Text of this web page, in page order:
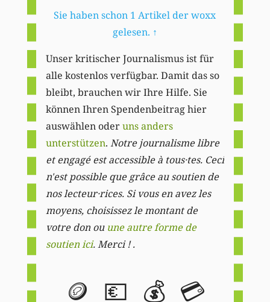
Sie haben schon 1 Artikel der woxx
gelesen. ↑
Unser kritischer Journalismus ist für
alle kostenlos verfügbar. Damit das so
bleibt, brauchen wir Ihre Hilfe. Sie
können Ihren Spendenbeitrag hier
auswählen oderuns anders
unterstützen. Notre journalisme libre
et engagé est accessible à tous·tes. Ceci
n'est possible que grâce au soutien de
nos lecteur·rices. Si vous en avez les
moyens, choisissez le montant de
votre don ou une autre forme de
soutien ici. Merci ! .
🪙 💶 💰 💳